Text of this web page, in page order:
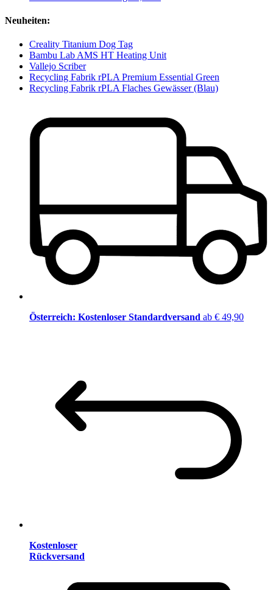
Neuheiten:
Creality Titanium Dog Tag
Bambu Lab AMS HT Heating Unit
Vallejo Scriber
Recycling Fabrik rPLA Premium Essential Green
Recycling Fabrik rPLA Flaches Gewässer (Blau)
Österreich: Kostenloser Standardversand ab € 49,90
Kostenloser
Rückversand